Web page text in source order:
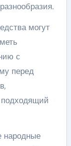
могут
с
перед
подходящий
народные